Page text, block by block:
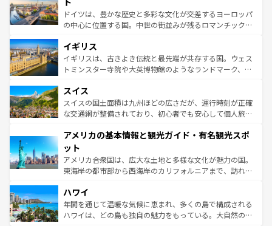
ンテンツ一覧 を参照してほしい。
から魅了する。また、フランスは美食の国としても知ら
れ、フランス料理はユネスコ無形文化遺産にも登録されて
香り高いラベンダー畑など、多彩な楽しみ方が可能だ。さ
らに、パリ以外の地域にも魅力が溢れており、どの街角に
も豊かな歴史と文化が息づいている。パリ以外の個性あふ
を参照してほしい。
ドイツは、豊かな歴史と多彩な文化が交差するヨーロッパ
の中心に位置する国。中世の街並みが残るロマンチック街
顔を持つこの国は、どこを歩いても飽きることがない。ベ
ルリンの文化的活気、バイエルン州のアルプスの絶景、そ
してライン川沿いのワイン畑といった風景は必見。ビール
は、お酒好きな人にはぜひ体験してほしい。 なお、新着の
ドイツ情報はコンテンツ一覧を参照してほしい。
イギリス
イギリスは、古きよき伝統と最先端が共存する国。ウェス
トミンスター寺院や大英博物館のようなランドマーク、歴
リアごとに異なる魅力がある。また、優雅なアフタヌーン
ティー、ビール好きにはたまらない英国パブ、サッカー観
戦など、本場だからこそできる体験も豊富。イギリスを旅
ンツ一覧を参照してほしい。
スイス
スイスの国土面積は九州ほどの広さだが、運行時刻が正確
な交通網が整備されており、初心者でも安心して個人旅行
の建物がそのまま残る町や、スイスならではのユニークな
博物館もあり、アルプス観光だけでなく町歩きも満喫する
ことができる。国民の所得が高いため物価も高いが、旅行
者向けの交通パス提供のサービスもあり、うまく活用すれ
着のスイス情報は
アメリカの基本情報と観光ガイド・有名観光スポ
ット
アメリカ合衆国は、広大な土地と多様な文化が魅力の国。
東海岸の都市部から西海岸のカリフォルニアまで、訪れる
のような巨大都市は、観光、ショッピング、エンターテイ
ンメントが詰まった刺激的なスポットだ。一方、アメリカ
西部には大自然が広がり、グランドキャニオンやイエロー
ハワイ
年間を通じて温暖な気候に恵まれ、多くの島で構成される
ハワイは、どの島も独自の魅力をもっている。大自然の神